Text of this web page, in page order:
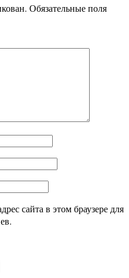
Обязательные поля
сайта в этом браузере для